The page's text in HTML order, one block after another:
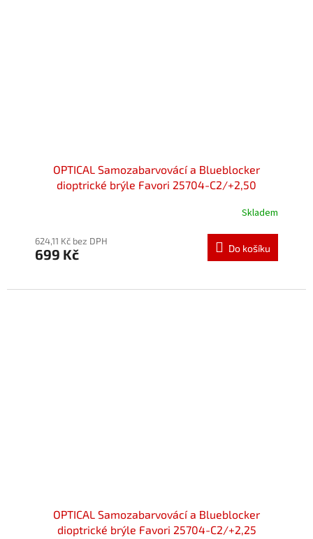
OPTICAL Samozabarvovácí a Blueblocker
dioptrické brýle Favori 25704-C2/+2,50
Skladem
624,11 Kč bez DPH
699 Kč Do košíku
OPTICAL Samozabarvovácí a Blueblocker
dioptrické brýle Favori 25704-C2/+2,25